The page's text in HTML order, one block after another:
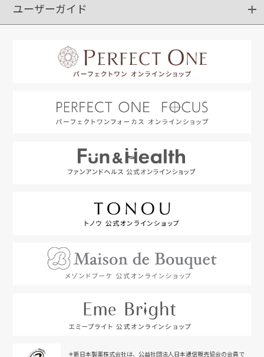
定期購入
ポイントサービス
お知らせメール
ユーザーガイド
＊新日本製薬株式会社は、公益社団法人日本通信販売協会の会員で